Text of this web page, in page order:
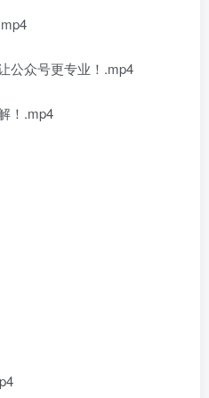
公众号更专业！.mp4
！.mp4